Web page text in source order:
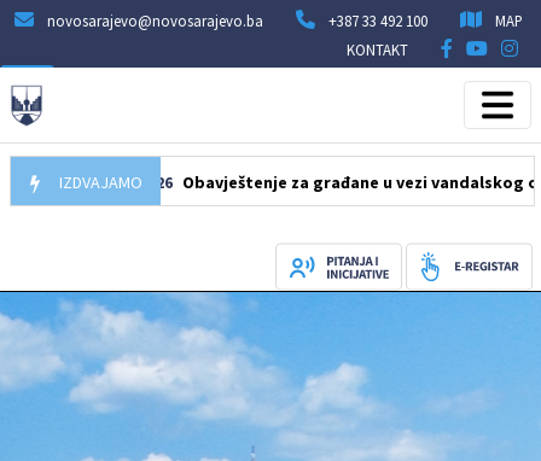
novosarajevo@novosarajevo.ba +387 33 492 100
MAP
KONTAKT
IZDVAJAMO
10.08.2026 Obavještenje za građane u vezi vandalskog